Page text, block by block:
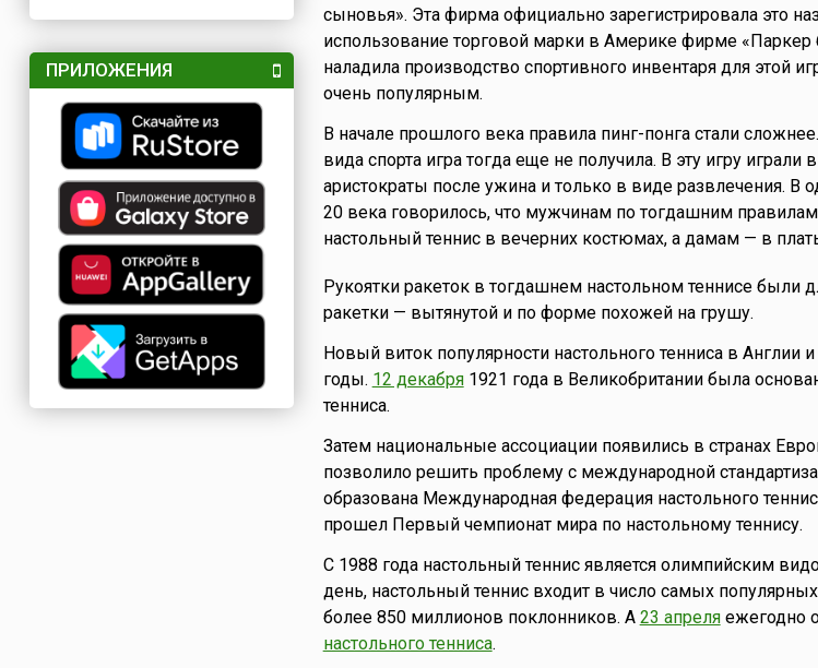
ПРИЛОЖЕНИЯ
сыновья». Эта фирма официально зарегистрировала это
использование торговой марки в Америке фирме «Паркер
наладила производство спортивного инвентаря для этой
очень популярным.
В начале прошлого века правила пинг-понга стали
вида спорта игра тогда еще не получила. В эту игру играли
аристократы после ужина и только в виде развлечения. В
20 века говорилось, что мужчинам по тогдашним
настольный теннис в вечерних костюмах, а дамам — в
Рукоятки ракеток в тогдашнем настольном теннисе были
ракетки — вытянутой и по форме похожей на грушу.
Новый виток популярности настольного тенниса в Англии
годы. 12 декабря1921 года в Великобритании была
тенниса.
Затем национальные ассоциации появились в странах
позволило решить проблему с международной
образована Международная федерация настольного
прошел Первый чемпионат мира по настольному теннису.
С 1988 года настольный теннис является олимпийским
день, настольный теннис входит в число самых
более 850 миллионов поклонников. А 23 апреляежегодно
настольного тенниса.